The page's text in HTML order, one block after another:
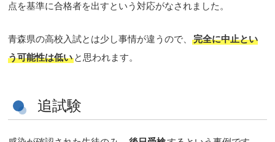
点を基準に合格者を出すという対応がなされました。
青森県の高校入試とは少し事情が違うので、完全に中止とい
う可能性は低いと思われます。
追試験